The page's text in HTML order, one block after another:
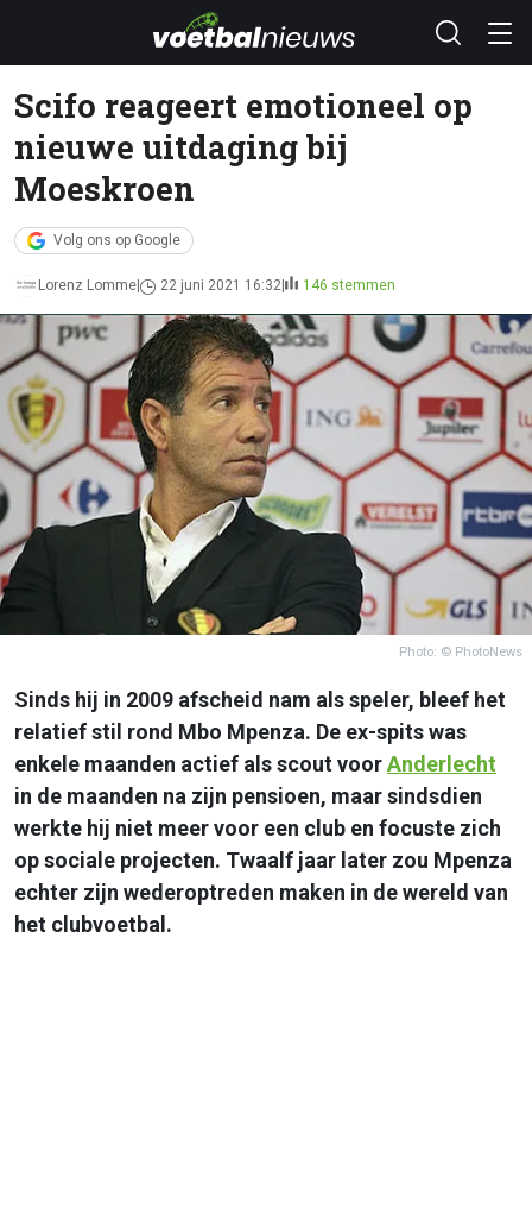
Scifo reageert emotioneel op
nieuwe uitdaging bij
Moeskroen
Volg ons op Google
Lorenz Lomme 22 juni 2021 16:32 146 stemmen
Photo: © PhotoNews
Sinds hij in 2009 afscheid nam als speler, bleef het
relatief stil rond Mbo Mpenza. De ex-spits was
enkele maanden actief als scout voorAnderlecht
in de maanden na zijn pensioen, maar sindsdien
werkte hij niet meer voor een club en focuste zich
op sociale projecten. Twaalf jaar later zou Mpenza
echter zijn wederoptreden maken in de wereld van
het clubvoetbal.